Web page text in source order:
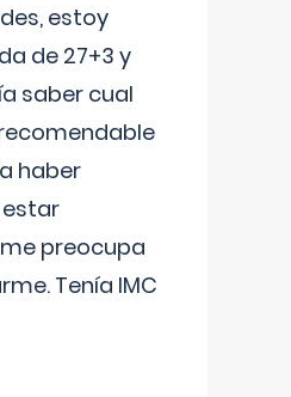
estoy
de 27+3 y
saber cual
haber
preocupa
Tenía IMC